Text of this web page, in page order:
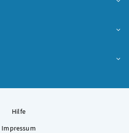
Hilfe
Impressum